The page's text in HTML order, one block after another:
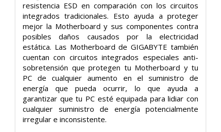
resistencia ESD en comparación con los circuitos
integrados tradicionales. Esto ayuda a proteger
mejor la Motherboard y sus componentes contra
posibles daños causados por la electricidad
estática. Las Motherboard de GIGABYTE también
cuentan con circuitos integrados especiales anti-
sobretensión que protegen tu Motherboard y tu
PC de cualquier aumento en el suministro de
energía que pueda ocurrir, lo que ayuda a
garantizar que tu PC esté equipada para lidiar con
cualquier suministro de energía potencialmente
irregular e inconsistente.